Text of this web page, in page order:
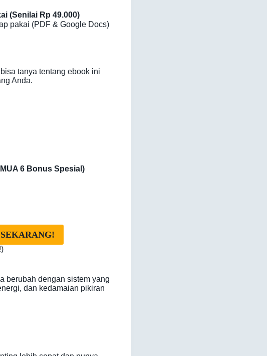
(Senilai Rp 49.000)
pakai (PDF & Google Docs)
tanya tentang ebook ini
Anda.
6 Bonus Spesial)
berubah dengan sistem yang
dan kedamaian pikiran